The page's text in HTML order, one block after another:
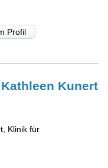
Profil
Kunert
Klinik für